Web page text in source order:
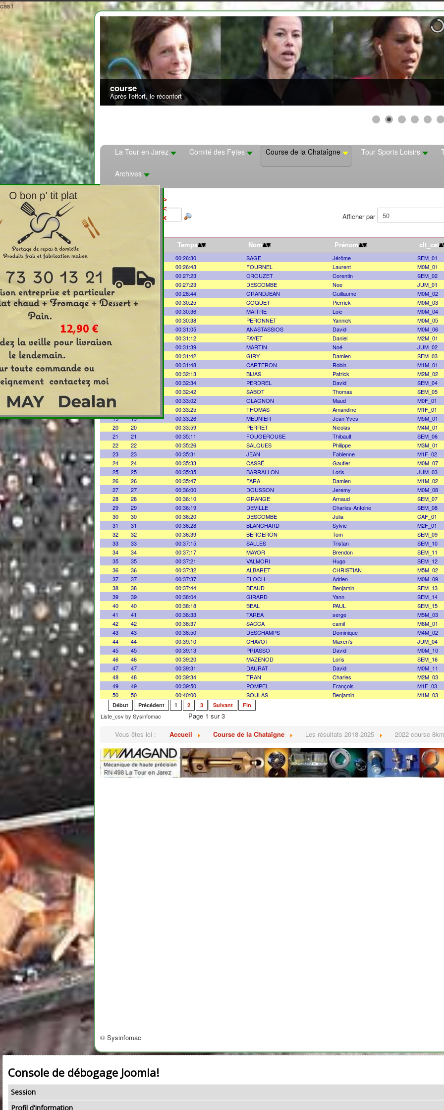
cas1
La Tour en Jarez Comité des Fętes Course de la Chataîgne Tour Sports Loisirs
Archives
Afficher par
Temps Nom Prénom clt_cat
00:26:30 SAGE Jérôme
SEM_01
2
2 00:26:43 FOURNEL Laurent
M0M_01
00:27:23 CROUZET Corentin
SEM_02
4
4 00:27:23 DESCOMBE Noe
JUM_01
5
00:28:44 GRANDJEAN Guillaume
M0M_02
6
6 00:30:25 COQUET Pierrick
M0M_03
00:30:36 MAITRE Loic
M0M_04
00:30:38 PERONNET Yannick
M0M_05
00:31:05 ANASTASSIOS David
M0M_06
00:31:12 FAYET Daniel
M2M_01
00:31:39 MARTIN Noé
JUM_02
00:31:42 GIRY Damien
SEM_03
00:31:48 CARTERON Robin
M1M_01
00:32:13 BIJAS Patrick
M2M_02
00:32:34 PERDREL David
SEM_04
00:32:42 SABOT Thomas
SEM_05
17
00:33:02 OLAGNON Maud
M0F_01
18
00:33:25 THOMAS Amandine
M1F_01
19
19 00:33:26 MEUNIER Jean-Yves
M5M_01
20
20 00:33:59 PERRET Nicolas
M4M_01
21
21 00:35:11 FOUGEROUSE Thibault
SEM_06
22
22 00:35:26 SALQUES Philippe
M3M_01
23
23 00:35:31 JEAN Fabienne
M1F_02
24
24 00:35:33 CASSÉ Gautier
M0M_07
25
25 00:35:35 BARRALLON Loris
JUM_03
26
26 00:35:47 FARA Damien
M1M_02
27
27 00:36:00 DOUSSON Jeremy
M0M_08
28
28 00:36:10 GRANGE Arnaud
SEM_07
29
29 00:36:19 DEVILLE Charles-Antoine
SEM_08
30
30 00:36:20 DESCOMBE Julia
CAF_01
31
31 00:36:28 BLANCHARD Sylvie
M2F_01
32
32 00:36:39 BERGERON Tom
SEM_09
33
33 00:37:15 SALLES Tristan
SEM_10
34
34 00:37:17 MAYOR Brendon
SEM_11
35
35 00:37:21 VALMORI Hugo
SEM_12
36
36 00:37:32 ALBARET CHRISTIAN
M5M_02
37
37 00:37:37 FLOCH Adrien
M0M_09
38
38 00:37:44 BEAUD Benjamin
SEM_13
39
39 00:38:04 GIRARD Yann
SEM_14
40
40 00:38:18 BEAL PAUL
SEM_15
41
41 00:38:33 TAREA serge
M5M_03
42
42 00:38:37 SACCA camil
M6M_01
43
43 00:38:50 DESCHAMPS Dominique
M4M_02
44
44 00:39:10 CHAVOT Maxen's
JUM_04
45
45 00:39:13 PRIASSO David
M0M_10
46
46 00:39:20 MAZENOD Loris
SEM_16
47
47 00:39:31 DAURAT David
M0M_11
48
48 00:39:34 TRAN Charles
M2M_03
49
49 00:39:50 POMPEL François
M1F_03
50
50 00:40:00 SOULAS Benjamin M1M_03
Début Précédent 1 2 3 Suivant Fin
Liste_csv by Sysinfomac
Page 1 sur 3
Vous êtes ici :
Accueil Course de la Chataîgne Les résultats 2018-2025 2022 course 8km
© Sysinfomac
Console de débogage Joomla!
Session
Profil d'information
x